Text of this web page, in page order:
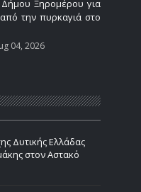
Ξηρομέρου για
την πυρκαγιά στο
04, 2026
Δυτικής Ελλάδας
στον Αστακό